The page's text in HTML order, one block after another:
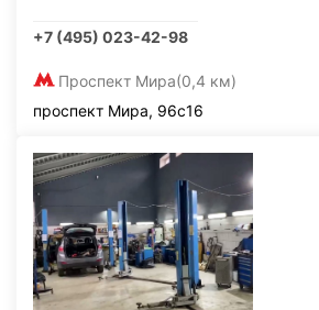
+7 (495) 023-42-98
Проспект Мира(0,4 км)
проспект Мира, 96с16